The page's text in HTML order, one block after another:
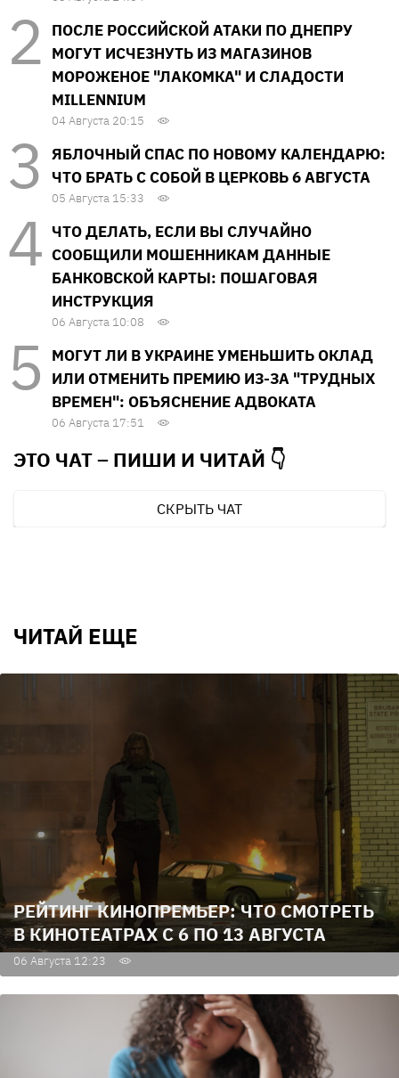
ПОСЛЕ РОССИЙСКОЙ АТАКИ ПО ДНЕПРУ
МОГУТ ИСЧЕЗНУТЬ ИЗ МАГАЗИНОВ
МОРОЖЕНОЕ "ЛАКОМКА" И СЛАДОСТИ
MILLENNIUM
04 Августа 20:15
ЯБЛОЧНЫЙ СПАС ПО НОВОМУ КАЛЕНДАРЮ:
ЧТО БРАТЬ С СОБОЙ В ЦЕРКОВЬ 6 АВГУСТА
05 Августа 15:33
ЧТО ДЕЛАТЬ, ЕСЛИ ВЫ СЛУЧАЙНО
СООБЩИЛИ МОШЕННИКАМ ДАННЫЕ
БАНКОВСКОЙ КАРТЫ: ПОШАГОВАЯ
ИНСТРУКЦИЯ
06 Августа 10:08
МОГУТ ЛИ В УКРАИНЕ УМЕНЬШИТЬ ОКЛАД
ИЛИ ОТМЕНИТЬ ПРЕМИЮ ИЗ-ЗА "ТРУДНЫХ
ВРЕМЕН": ОБЪЯСНЕНИЕ АДВОКАТА
06 Августа 17:51
ЭТО ЧАТ – ПИШИ И ЧИТАЙ 👇
СКРЫТЬ ЧАТ
ЧИТАЙ ЕЩЕ
РЕЙТИНГ КИНОПРЕМЬЕР: ЧТО СМОТРЕТЬ
В КИНОТЕАТРАХ С 6 ПО 13 АВГУСТА
06 Августа 12:23